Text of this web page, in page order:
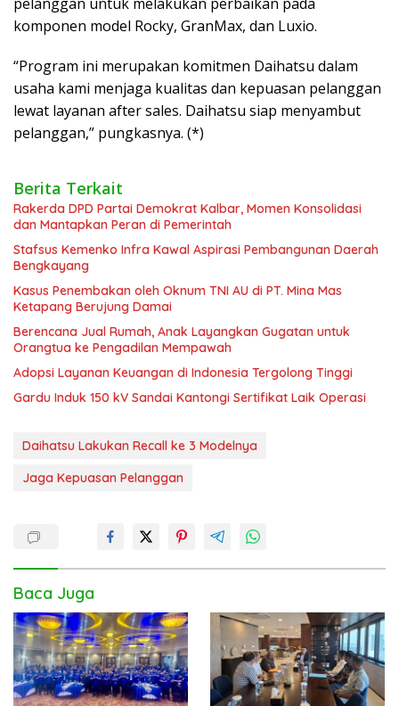
komponen model Rocky, GranMax, dan Luxio.
“Program ini merupakan komitmen Daihatsu dalam
usaha kami menjaga kualitas dan kepuasan pelanggan
lewat layanan after sales. Daihatsu siap menyambut
pelanggan,” pungkasnya. (*)
Berita Terkait
Rakerda DPD Partai Demokrat Kalbar, Momen Konsolidasi
dan Mantapkan Peran di Pemerintah
Stafsus Kemenko Infra Kawal Aspirasi Pembangunan Daerah
Bengkayang
Kasus Penembakan oleh Oknum TNI AU di PT. Mina Mas
Ketapang Berujung Damai
Berencana Jual Rumah, Anak Layangkan Gugatan untuk
Orangtua ke Pengadilan Mempawah
Adopsi Layanan Keuangan di Indonesia Tergolong Tinggi
Gardu Induk 150 kV Sandai Kantongi Sertifikat Laik Operasi
Daihatsu Lakukan Recall ke 3 Modelnya
Jaga Kepuasan Pelanggan
Baca Juga